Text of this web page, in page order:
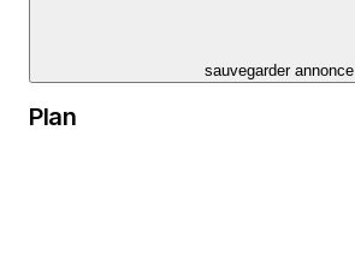
sauvegarder annonce
Plan